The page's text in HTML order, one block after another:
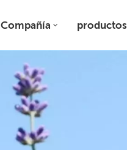
Compañía productos